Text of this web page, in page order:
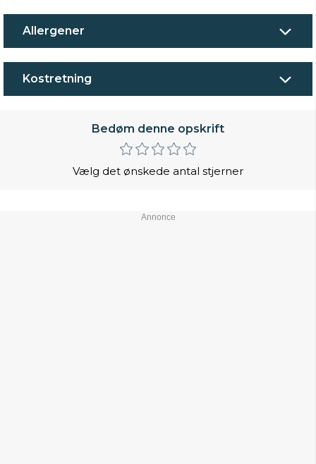
Allergener
Kostretning
Bedøm denne opskrift
Vælg det ønskede antal stjerner